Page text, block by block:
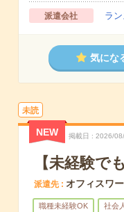
派遣会社 ラ
気にな
未読
NEW 掲載日 2026/
【未経験で
派遣先 オフィスワ
職種未経験OK 社会